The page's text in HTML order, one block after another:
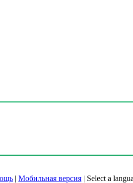
| Мобильная версия | Select a